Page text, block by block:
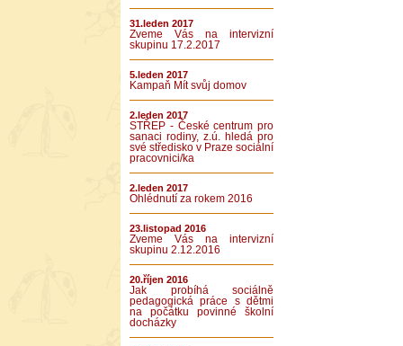
31.leden 2017
Zveme Vás na intervizní
skupinu 17.2.2017
5.leden 2017
Kampaň Mít svůj domov
2.leden 2017
STŘEP - České centrum pro
sanaci rodiny, z.ú. hledá pro
své středisko v Praze sociální
pracovnici/ka
2.leden 2017
Ohlédnutí za rokem 2016
23.listopad 2016
Zveme Vás na intervizní
skupinu 2.12.2016
20.říjen 2016
Jak probíhá sociálně
pedagogická práce s dětmi
na počátku povinné školní
docházky